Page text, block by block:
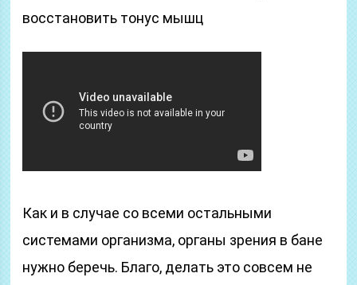
восстановить тонус мышц
Как и в случае со всеми остальными
системами организма, органы зрения в бане
нужно беречь. Благо, делать это совсем не